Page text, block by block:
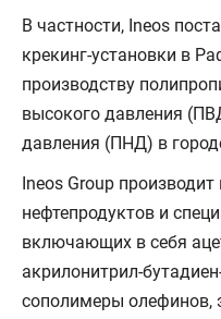
В частности, Ineos
крекинг-установки в
производству
высокого давления
давления (ПНД) в
Ineos Group
нефтепродуктов и
включающих в себя
акрилонитрил-
сополимеры олефинов,